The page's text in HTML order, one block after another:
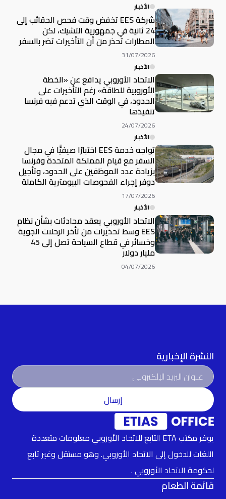
الأخبار
شركة EES تخفض وقت فحص الحقائب إلى
24 ثانية في جمهورية التشيك، لكن
المطارات تحذر من أن التأخيرات تضر بالسفر
31/07/2026
الأخبار
الاتحاد الأوروبي يدافع عن «الخطة
الأوروبية للطاقة» رغم التأخيرات على
الحدود، في الوقت الذي تدعم فيه فرنسا
تنفيذها
24/07/2026
الأخبار
تواجه خدمة EES اختبارًا صيفيًّا في مجال
السفر مع قيام المملكة المتحدة وفرنسا
بزيادة عدد الموظفين على الحدود، وتأجيل
دوفر إجراء الفحوصات البيومترية الكاملة
17/07/2026
الأخبار
الاتحاد الأوروبي يعقد محادثات بشأن نظام
EES وسط تحذيرات من تأخر الرحلات الجوية
وخسائر في قطاع السياحة تصل إلى 45
مليار دولار
04/07/2026
النشرة الإخبارية
إرسال
يوفر مكتب ETA التابع للاتحاد الأوروبي معلومات متعددة
اللغات للدخول إلى الاتحاد الأوروبي. وهو مستقل وغير تابع
لحكومة الاتحاد الأوروبي .
قائمة الطعام